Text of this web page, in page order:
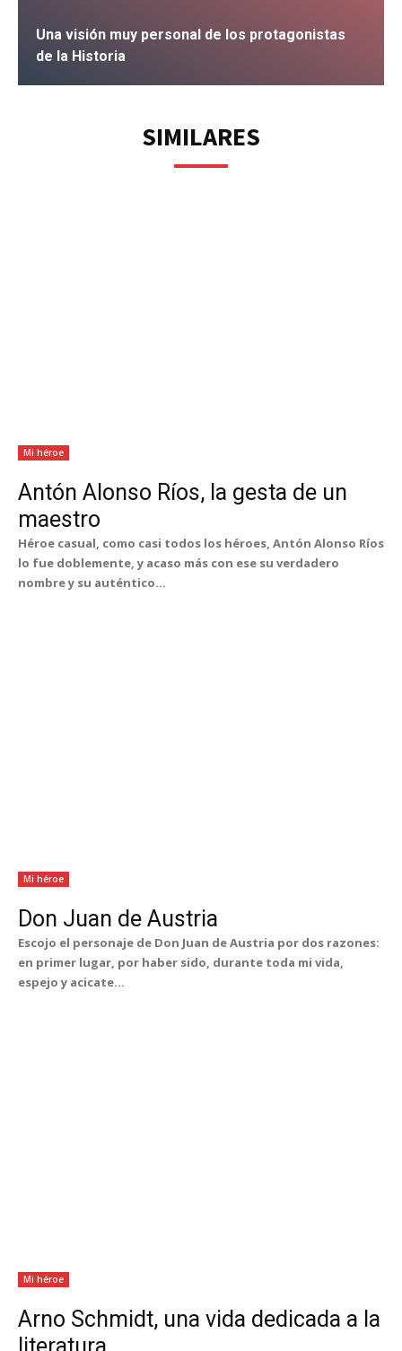
Una visión muy personal de los protagonistas
de la Historia
SIMILARES
Mi héroe
Antón Alonso Ríos, la gesta de un
maestro
Héroe casual, como casi todos los héroes, Antón Alonso Ríos
lo fue doblemente, y acaso más con ese su verdadero
nombre y su auténtico...
Mi héroe
Don Juan de Austria
Escojo el personaje de Don Juan de Austria por dos razones:
en primer lugar, por haber sido, durante toda mi vida,
espejo y acicate...
Mi héroe
Arno Schmidt, una vida dedicada a la